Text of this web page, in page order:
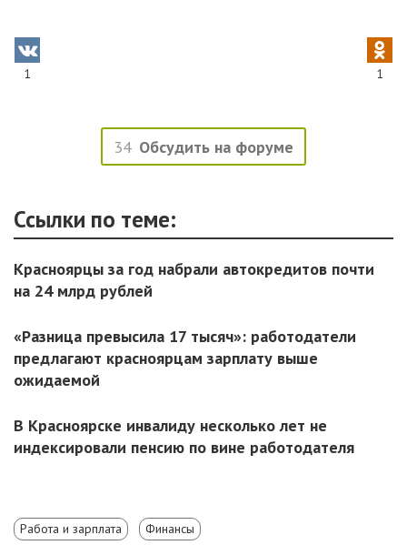
1 1
34 Обсудить на форуме
Ссылки по теме:
Красноярцы за год набрали автокредитов почти
на 24 млрд рублей
«Разница превысила 17 тысяч»: работодатели
предлагают красноярцам зарплату выше
ожидаемой
В Красноярске инвалиду несколько лет не
индексировали пенсию по вине работодателя
Работа и зарплата Финансы